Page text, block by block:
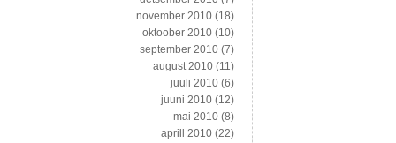
november 2010 (18)
oktoober 2010 (10)
september 2010 (7)
august 2010 (11)
juuli 2010 (6)
juuni 2010 (12)
mai 2010 (8)
aprill 2010 (22)